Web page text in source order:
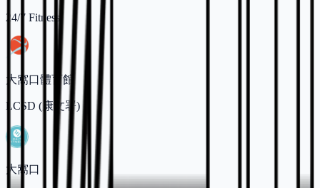
24/7 Fitness
大窩口體育館
LCSD (康文署)
大窩口